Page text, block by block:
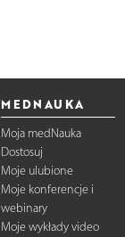
MEDNAUKA
Moja medNauka
Dostosuj
Moje ulubione
Moje konferencje i
webinary
Moje wykłady video